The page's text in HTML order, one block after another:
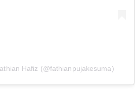
Hafiz (@fathianpujakesuma)